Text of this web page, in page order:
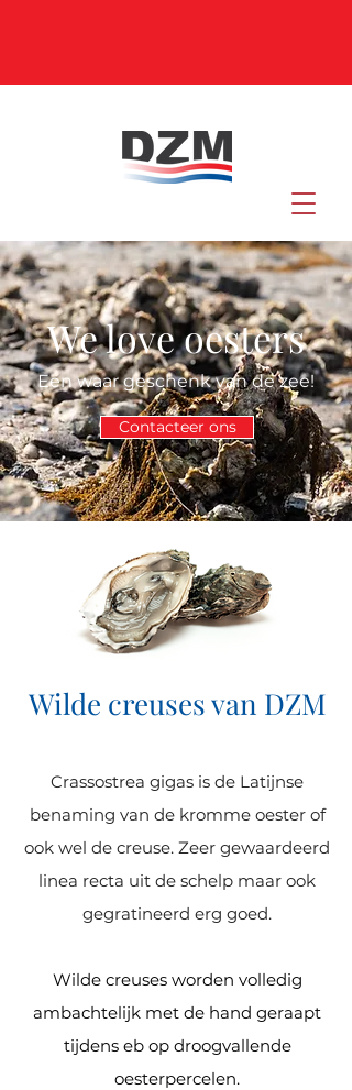
We love oesters
Een waar geschenk van de zee!
Contacteer ons
Wilde creuses van DZM
Crassostrea gigas is de Latijnse
benaming van de kromme oester of
ook wel de creuse. Zeer gewaardeerd
linea recta uit de schelp maar ook
gegratineerd erg goed.
Wilde creuses worden volledig
ambachtelijk met de hand geraapt
tijdens eb op droogvallende
oesterpercelen.